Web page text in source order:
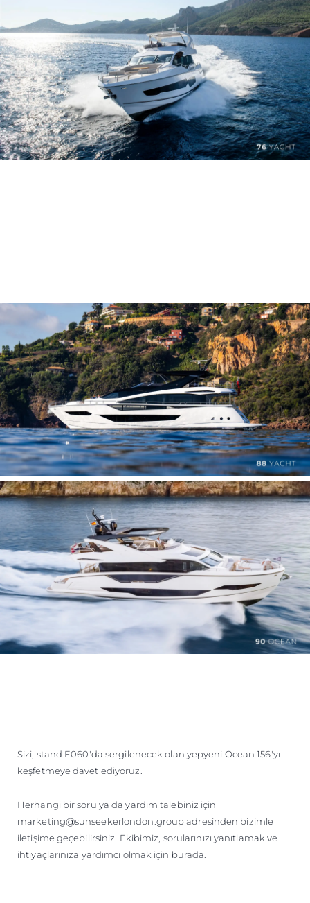
Sizi, stand E060'da sergilenecek olan yepyeni Ocean 156'yı
keşfetmeye davet ediyoruz.
Herhangi bir soru ya da yardım talebiniz için
marketing@sunseekerlondon.group adresinden bizimle
iletişime geçebilirsiniz. Ekibimiz, sorularınızı yanıtlamak ve
ihtiyaçlarınıza yardımcı olmak için burada.